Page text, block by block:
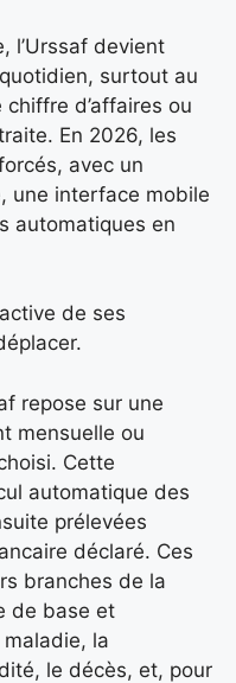
l’Urssaf devient
surtout au
d’affaires ou
En 2026, les
avec un
une interface mobile
automatiques en
de ses
repose sur une
mensuelle ou
Cette
automatique des
prélevées
déclaré. Ces
branches de la
de base et
maladie, la
le décès, et, pour